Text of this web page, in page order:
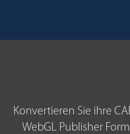
Konvertieren Sie ihre
WebGL Publisher